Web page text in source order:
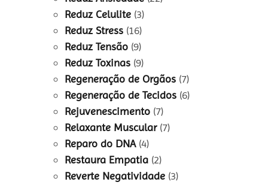
Reduz Celulite (3)
Reduz Stress (16)
Reduz Tensão (9)
Reduz Toxinas (9)
Regeneração de Orgãos (7)
Regeneração de Tecidos (6)
Rejuvenescimento (7)
Relaxante Muscular(7)
Reparo do DNA(4)
Restaura Empatia (2)
Reverte Negatividade (3)